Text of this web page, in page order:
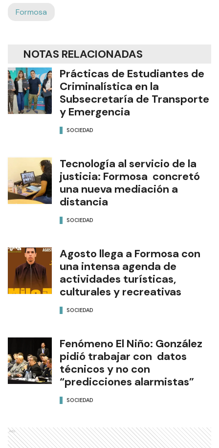
Formosa
NOTAS RELACIONADAS
Prácticas de Estudiantes de
Criminalística en la
Subsecretaría de Transporte
y Emergencia
SOCIEDAD
Tecnología al servicio de la
justicia: Formosa concretó
una nueva mediación a
distancia
SOCIEDAD
Agosto llega a Formosa con
una intensa agenda de
actividades turísticas,
culturales y recreativas
SOCIEDAD
Fenómeno El Niño: González
pidió trabajar con datos
técnicos y no con
“predicciones alarmistas”
SOCIEDAD
Ads